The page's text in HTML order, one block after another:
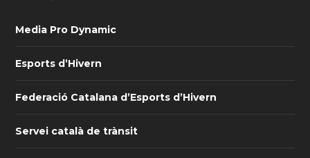
Media Pro Dynamic
Esports d’Hivern
Federació Catalana d’Esports d’Hivern
Servei català de trànsit